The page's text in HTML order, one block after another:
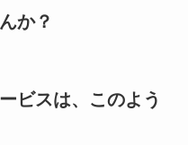
か？
ビスは、このよう